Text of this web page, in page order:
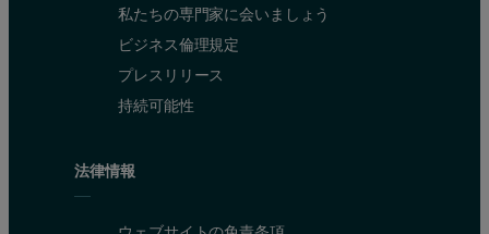
私たちの専門家に会いましょう
ビジネス倫理規定
プレスリリース
持続可能性
法律情報